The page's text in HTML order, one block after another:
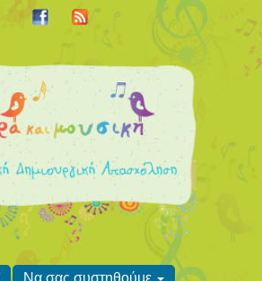
Να σας συστηθούμε